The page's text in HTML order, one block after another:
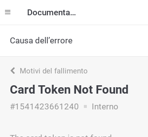
Documentazione
Causa dell’errore
Motivi del fallimento
Card Token Not Found
#1541423661240 Interno